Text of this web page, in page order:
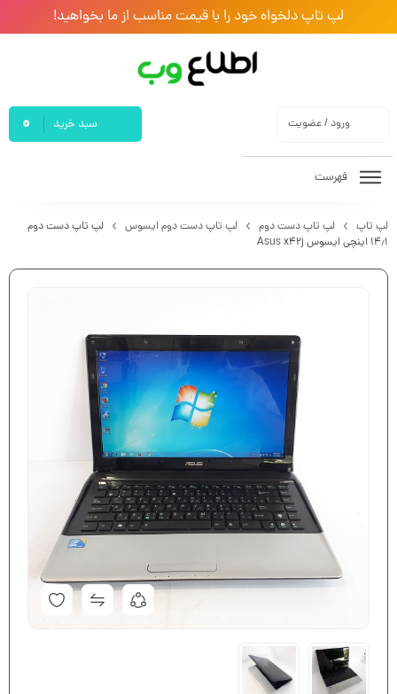
لپ تاپ دلخواه خود را با قیمت مناسب از ما بخواهید!
ورود / عضویت سبد خرید 0
فهرست
لپ تاپ لپ تاپ دست دوم لپ تاپ دست دوم ایسوس
لپ تاپ دست دوم
۱۴٫۱ اینچی ایسوس Asus x42j